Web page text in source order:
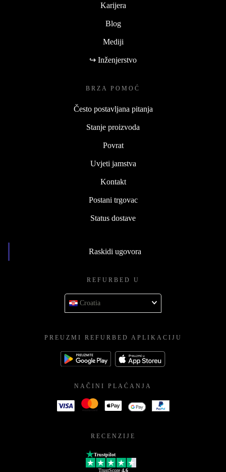
Karijera
Blog
Mediji
↪ Inženjerstvo
BRZA POMOĆ
Često postavljana pitanja
Stanje proizvoda
Povrat
Uvjeti jamstva
Kontakt
Postani trgovac
Status dostave
Raskidi ugovora
REFURBED U
Croatia
PREUZMI REFURBED APLIKACIJU
NAČINI PLAĆANJA
RECENZIJE
Trustpilot
TrustScore 4.6